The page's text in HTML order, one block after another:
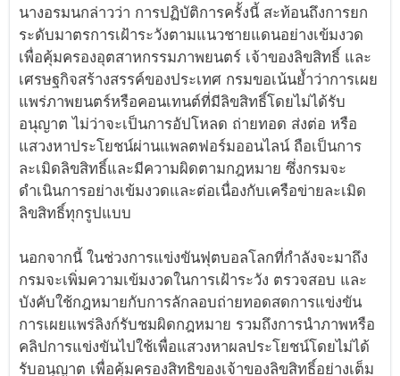
นางอรมนกล่าวว่า การปฏิบัติการครั้งนี้ สะท้อนถึงการยก
ระดับมาตรการเฝ้าระวังตามแนวชายแดนอย่างเข้มงวด
เพื่อคุ้มครองอุตสาหกรรมภาพยนตร์ เจ้าของลิขสิทธิ์ และ
เศรษฐกิจสร้างสรรค์ของประเทศ กรมขอเน้นย้ำว่าการเผย
แพร่ภาพยนตร์หรือคอนเทนต์ที่มีลิขสิทธิ์โดยไม่ได้รับ
อนุญาต ไม่ว่าจะเป็นการอัปโหลด ถ่ายทอด ส่งต่อ หรือ
แสวงหาประโยชน์ผ่านแพลตฟอร์มออนไลน์ ถือเป็นการ
ละเมิดลิขสิทธิ์และมีความผิดตามกฎหมาย ซึ่งกรมจะ
ดำเนินการอย่างเข้มงวดและต่อเนื่องกับเครือข่ายละเมิด
ลิขสิทธิ์ทุกรูปแบบ
นอกจากนี้ ในช่วงการแข่งขันฟุตบอลโลกที่กำลังจะมาถึง
กรมจะเพิ่มความเข้มงวดในการเฝ้าระวัง ตรวจสอบ และ
บังคับใช้กฎหมายกับการลักลอบถ่ายทอดสดการแข่งขัน
การเผยแพร่ลิงก์รับชมผิดกฎหมาย รวมถึงการนำภาพหรือ
คลิปการแข่งขันไปใช้เพื่อแสวงหาผลประโยชน์โดยไม่ได้
รับอนุญาต เพื่อคุ้มครองสิทธิของเจ้าของลิขสิทธิ์อย่างเต็ม